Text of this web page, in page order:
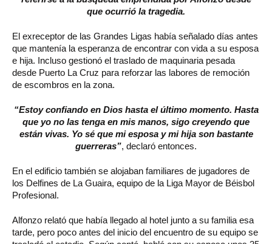
que ocurrió la tragedia.
El exreceptor de las Grandes Ligas había señalado días antes
que mantenía la esperanza de encontrar con vida a su esposa
e hija. Incluso gestionó el traslado de maquinaria pesada
desde Puerto La Cruz para reforzar las labores de remoción
de escombros en la zona.
“Estoy confiando en Dios hasta el último momento. Hasta
que yo no las tenga en mis manos, sigo creyendo que
están vivas. Yo sé que mi esposa y mi hija son bastante
guerreras”, declaró entonces.
En el edificio también se alojaban familiares de jugadores de
los Delfines de La Guaira, equipo de la Liga Mayor de Béisbol
Profesional.
Alfonzo relató que había llegado al hotel junto a su familia esa
tarde, pero poco antes del inicio del encuentro de su equipo se